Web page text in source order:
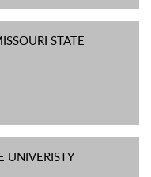
STATE
UNIVERISTY